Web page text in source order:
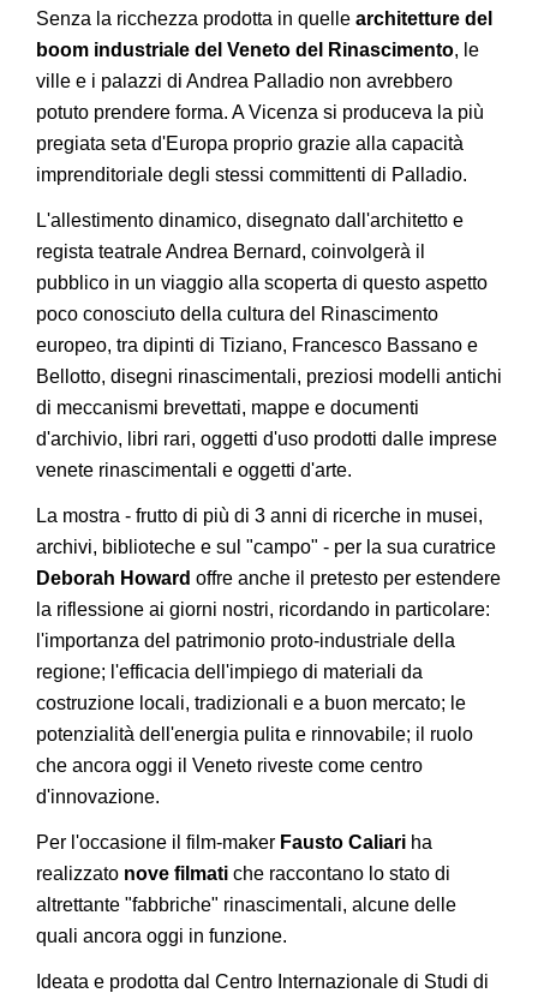
Senza la ricchezza prodotta in quelle architetture del
boom industriale del Veneto del Rinascimento, le
ville e i palazzi di Andrea Palladio non avrebbero
potuto prendere forma. A Vicenza si produceva la più
pregiata seta d'Europa proprio grazie alla capacità
imprenditoriale degli stessi committenti di Palladio.
L'allestimento dinamico, disegnato dall'architetto e
regista teatrale Andrea Bernard, coinvolgerà il
pubblico in un viaggio alla scoperta di questo aspetto
poco conosciuto della cultura del Rinascimento
europeo, tra dipinti di Tiziano, Francesco Bassano e
Bellotto, disegni rinascimentali, preziosi modelli antichi
di meccanismi brevettati, mappe e documenti
d'archivio, libri rari, oggetti d'uso prodotti dalle imprese
venete rinascimentali e oggetti d'arte.
La mostra - frutto di più di 3 anni di ricerche in musei,
archivi, biblioteche e sul "campo" - per la sua curatrice
Deborah Howard offre anche il pretesto per estendere
la riflessione ai giorni nostri, ricordando in particolare:
l'importanza del patrimonio proto-industriale della
regione; l'efficacia dell'impiego di materiali da
costruzione locali, tradizionali e a buon mercato; le
potenzialità dell'energia pulita e rinnovabile; il ruolo
che ancora oggi il Veneto riveste come centro
d'innovazione.
Per l'occasione il film-maker Fausto Caliari ha
realizzato nove filmati che raccontano lo stato di
altrettante "fabbriche" rinascimentali, alcune delle
quali ancora oggi in funzione.
Ideata e prodotta dal Centro Internazionale di Studi di